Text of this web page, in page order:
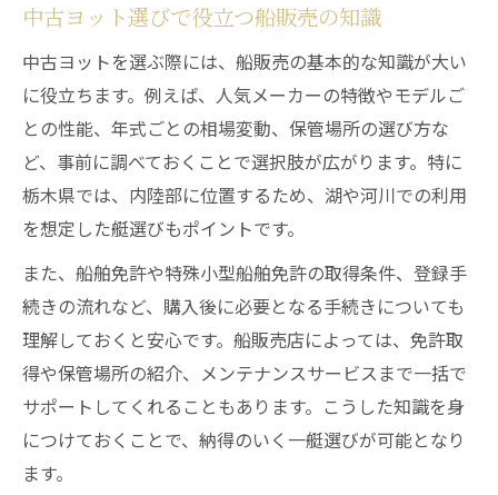
中古ヨット選びで役立つ船販売の知識
中古ヨットを選ぶ際には、船販売の基本的な知識が大い
に役立ちます。例えば、人気メーカーの特徴やモデルご
との性能、年式ごとの相場変動、保管場所の選び方な
ど、事前に調べておくことで選択肢が広がります。特に
栃木県では、内陸部に位置するため、湖や河川での利用
を想定した艇選びもポイントです。
また、船舶免許や特殊小型船舶免許の取得条件、登録手
続きの流れなど、購入後に必要となる手続きについても
理解しておくと安心です。船販売店によっては、免許取
得や保管場所の紹介、メンテナンスサービスまで一括で
サポートしてくれることもあります。こうした知識を身
につけておくことで、納得のいく一艇選びが可能となり
ます。